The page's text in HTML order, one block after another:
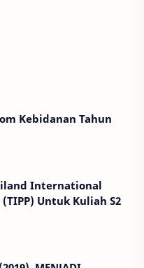
Kebidanan Tahun
International
Untuk Kuliah S2